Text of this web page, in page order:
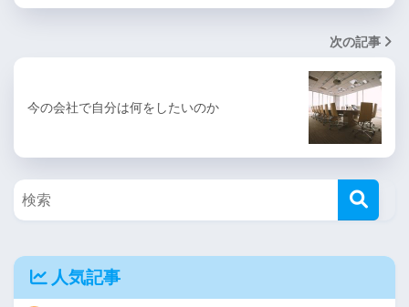
次の記事
今の会社で自分は何をしたいのか
人気記事